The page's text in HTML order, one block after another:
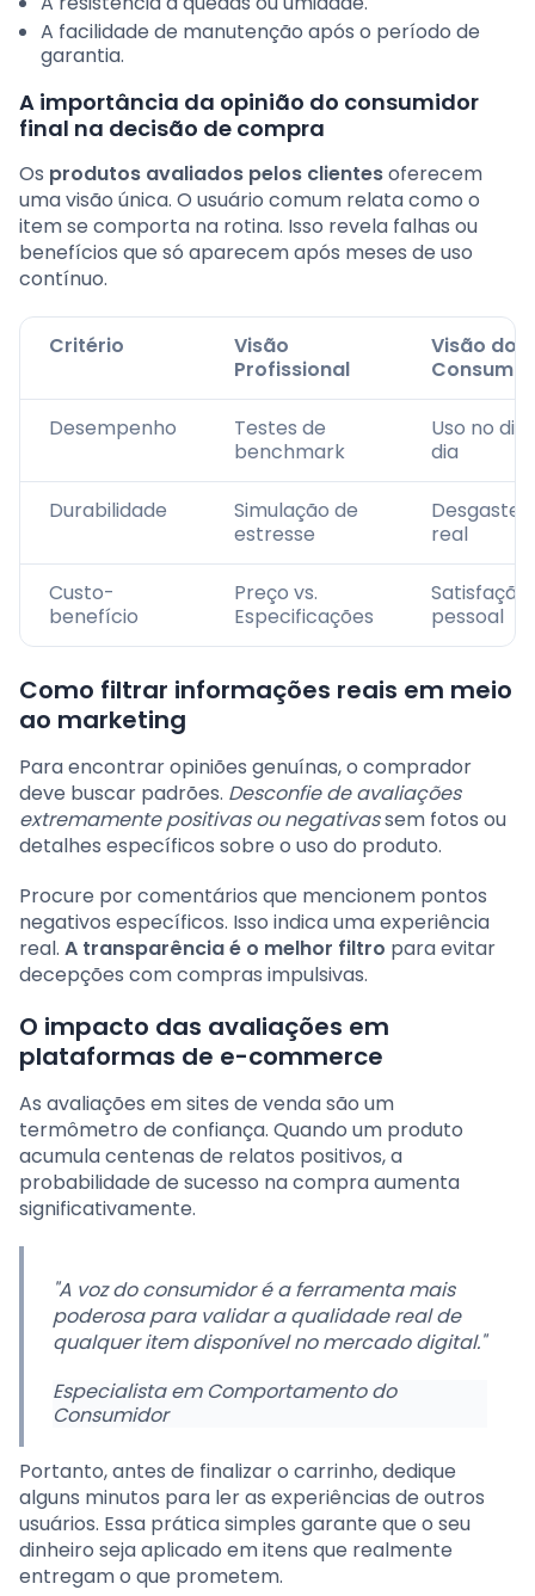
A facilidade de manutenção após o período de
garantia.
A importância da opinião do consumidor
final na decisão de compra
Os produtos avaliados pelos clientesoferecem
uma visão única. O usuário comum relata como o
item se comporta na rotina. Isso revela falhas ou
benefícios que só aparecem após meses de uso
contínuo.
Critério
Visão
Profissional
Visão do
Desempenho
Testes de
benchmark
Uso no dia
dia
Durabilidade
Simulação de
estresse
Desgaste
real
Custo-
benefício
Preço vs.
Especificações
Satisfação
pessoal
Como filtrar informações reais em meio
ao marketing
Para encontrar opiniões genuínas, o comprador
deve buscar padrões. Desconfie de avaliações
extremamente positivas ou negativassem fotos ou
detalhes específicos sobre o uso do produto.
Procure por comentários que mencionem pontos
negativos específicos. Isso indica uma experiência
real. A transparência é o melhor filtro para evitar
decepções com compras impulsivas.
O impacto das avaliações em
plataformas de e-commerce
As avaliações em sites de venda são um
termômetro de confiança. Quando um produto
acumula centenas de relatos positivos, a
probabilidade de sucesso na compra aumenta
significativamente.
"A voz do consumidor é a ferramenta mais
poderosa para validar a qualidade real de
qualquer item disponível no mercado digital."
Especialista em Comportamento do
Consumidor
Portanto, antes de finalizar o carrinho, dedique
alguns minutos para ler as experiências de outros
usuários. Essa prática simples garante que o seu
dinheiro seja aplicado em itens que realmente
entregam o que prometem.